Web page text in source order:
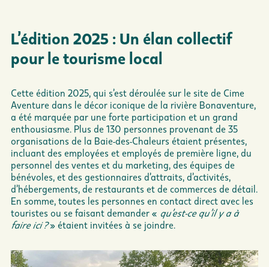
L’édition 2025 : Un élan collectif
pour le tourisme local
Cette édition 2025, qui s’est déroulée sur le site de Cime
Aventure dans le décor iconique de la rivière Bonaventure,
a été marquée par une forte participation et un grand
enthousiasme. Plus de 130 personnes provenant de 35
organisations de la Baie-des-Chaleurs étaient présentes,
incluant des employées et employés de première ligne, du
personnel des ventes et du marketing, des équipes de
bénévoles, et des gestionnaires d’attraits, d’activités,
d’hébergements, de restaurants et de commerces de détail.
En somme, toutes les personnes en contact direct avec les
touristes ou se faisant demander « qu’est-ce qu’il y a à
faire ici ?» étaient invitées à se joindre.